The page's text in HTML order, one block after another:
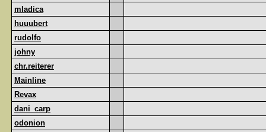
mladica
huuubert
rudolfo
johny
chr.reiterer
Mainline
Revax
dani_carp
odonion